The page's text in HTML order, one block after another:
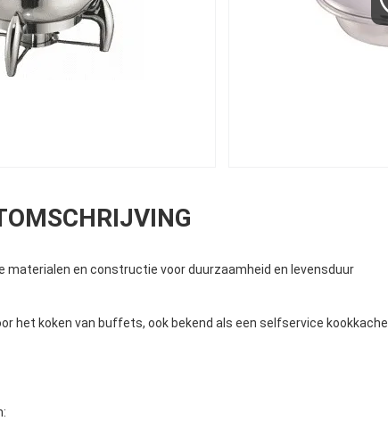
materialen en constructie voor duurzaamheid en levensduur
het koken van buffets, ook bekend als een selfservice kookkachel